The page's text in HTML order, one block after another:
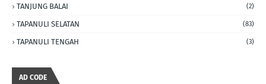
TANJUNG BALAI (2)
TAPANULI SELATAN (83)
TAPANULI TENGAH (3)
AD CODE